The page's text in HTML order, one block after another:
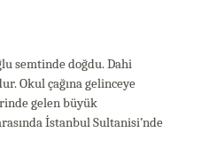
semtinde doğdu. Dahi
Okul çağına gelinceye
gelen büyük
İstanbul Sultanisi’nde